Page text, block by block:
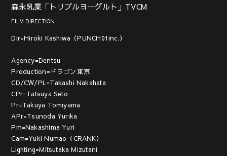
森永乳業「トリプルヨーグルト」TVCM
FILM DIRECTION
Dir=Hiroki Kashiwa（PUNCH01inc.）
Agency=Dentsu
Production=ドラゴン東京
CD/CW/PL=Takashi Nakahata
CPr=Tatsuya Seto
Pr=Takuya Tomiyama
APr=Tsunoda Yurika
Pm=Nakashima Yuri
Cam=Yuki Numao（CRANK）
Lighting=Mitsutaka Mizutani